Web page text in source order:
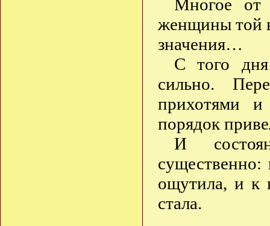
Многое от
женщины той
значения…
С того дня
сильно.
прихотями
порядок
И
ощутила, и к
стала.